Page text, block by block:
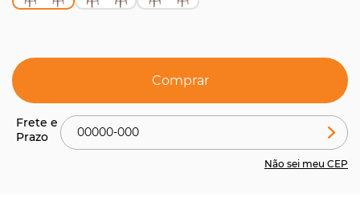
Comprar
Não sei meu CEP